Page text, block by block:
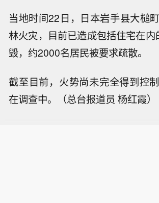
当地时间22日，日本岩手县大槌
林火灾，目前已造成包括住宅在
毁，约2000名居民被要求疏散。
截至目前，火势尚未完全得到控
在调查中。（总台报道员 杨红霞）